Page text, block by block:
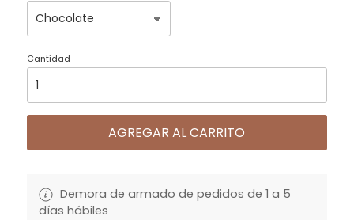
Cantidad
AGREGAR AL CARRITO
Demora de armado de pedidos de 1 a 5
días hábiles